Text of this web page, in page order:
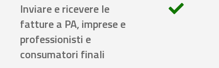
Inviare e ricevere le
fatture a PA, imprese e
professionisti e
consumatori finali